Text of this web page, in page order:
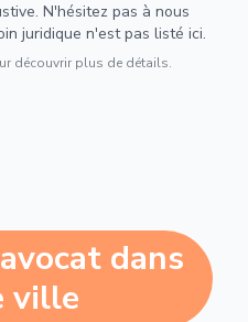
N'hésitez pas à nous
juridique n'est pas listé ici.
découvrir plus de détails.
dans
ville